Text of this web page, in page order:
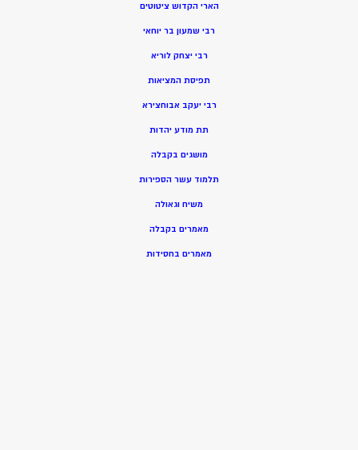
הארי הקדוש ציטוטים
רבי שמעון בר יוחאי
רבי יצחק לוריא
תפיסת המציאות
רבי יעקב אבוחצירא
תת מודע יהדות
מושגים בקבלה
תלמוד עשר הספירות
משיח וגאולה
מאמרים בקבלה
מאמרים בחסידות